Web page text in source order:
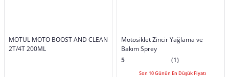
MOTUL MOTO BOOST AND CLEAN
2T/4T 200ML
Motosiklet Zincir Yağlama ve
Bakım Sprey
5
(1)
Son 10 Günün En Düşük Fiyatı